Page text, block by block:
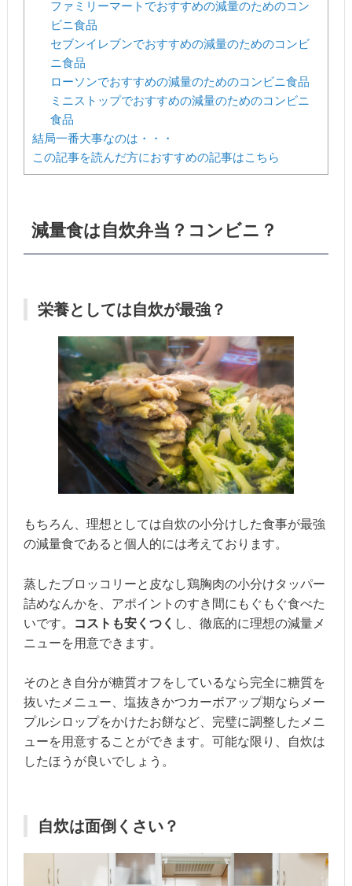
ファミリーマートでおすすめの減量のためのコン
ビニ食品
セブンイレブンでおすすめの減量のためのコンビ
ニ食品
ローソンでおすすめの減量のためのコンビニ食品
ミニストップでおすすめの減量のためのコンビニ
食品
結局一番大事なのは・・・
この記事を読んだ方におすすめの記事はこちら
減量食は自炊弁当？コンビニ？
栄養としては自炊が最強？
もちろん、理想としては自炊の小分けした食事が最強
の減量食であると個人的には考えております。
蒸したブロッコリーと皮なし鶏胸肉の小分けタッパー
詰めなんかを、アポイントのすき間にもぐもぐ食べた
いです。
コストも安くつく し、徹底的に理想の減量メ
ニューを用意できます。
そのとき自分が糖質オフをしているなら完全に糖質を
抜いたメニュー、塩抜きかつカーボアップ期ならメー
プルシロップをかけたお餅など、完璧に調整したメニ
ューを用意することができます。可能な限り、自炊は
したほうが良いでしょう。
自炊は面倒くさい？